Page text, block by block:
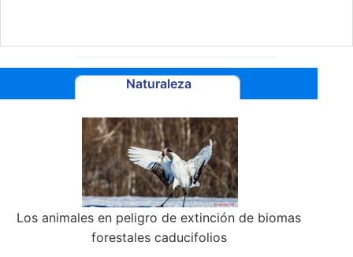
Naturaleza
Los animales en peligro de extinción de biomas
forestales caducifolios